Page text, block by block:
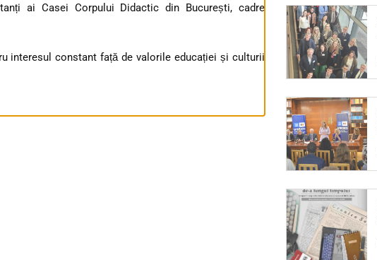
ai Casei Corpului Didactic din București, cadre
interesul constant față de valorile educației și culturii